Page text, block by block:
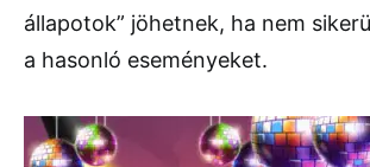
állapotok” jöhetnek, ha nem
a hasonló eseményeket.